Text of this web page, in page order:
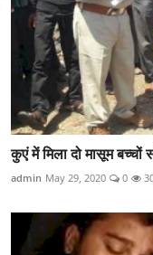
कुएं में मिला दो मासूम
admin May 29, 2020 0